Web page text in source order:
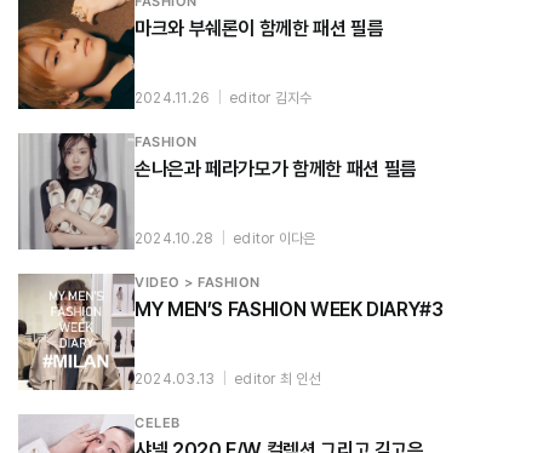
마크와 부쉐론이 함께한 패션 필름
2024.11.26 editor 김지수
FASHION
손나은과 페라가모가 함께한 패션 필름
2024.10.28 editor 이다은
VIDEO > FASHION
MY MEN’S FASHION WEEK DIARY#3
2024.03.13 editor 최 인선
CELEB